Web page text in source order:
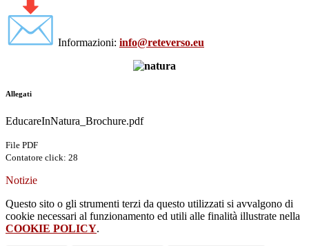
Informazioni: info@reteverso.eu
Allegati
EducareInNatura_Brochure.pdf
File PDF
Contatore click: 28
Notizie
Questo sito o gli strumenti terzi da questo utilizzati si avvalgono di
cookie necessari al funzionamento ed utili alle finalità illustrate nella
COOKIE POLICY.